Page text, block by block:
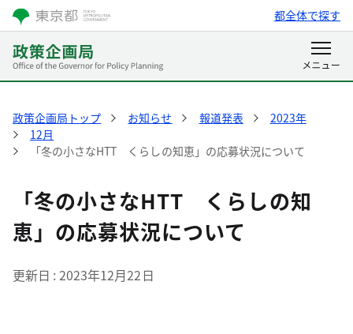
都全体で探す
政策企画局トップ お知らせ 報道発表
2023年
12月
「冬の小さなHTT くらしの知恵」の応募状況について
「冬の小さなHTT くらしの知
恵」の応募状況について
更新日 2023年12月22日